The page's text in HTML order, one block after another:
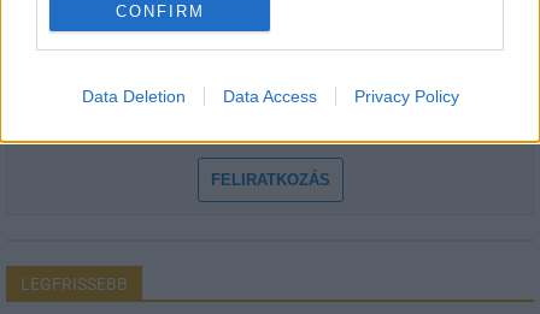
CONFIRM
Data Deletion Data Access Privacy Policy
E-mail cím
Feliratkozom a hírlevélre és elfogadom azadatvédelmi
FELIRATKOZÁS
LEGFRISSEBB